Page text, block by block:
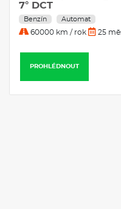
7° DCT
Benzín Automat
60000 km / rok 25
PROHLÉDNOUT